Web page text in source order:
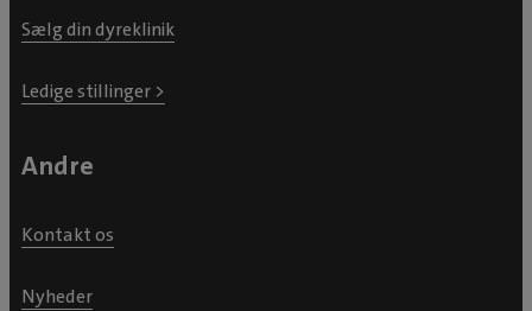
Sælg din dyreklinik
Ledige stillinger >
Andre
Kontakt os
Nyheder